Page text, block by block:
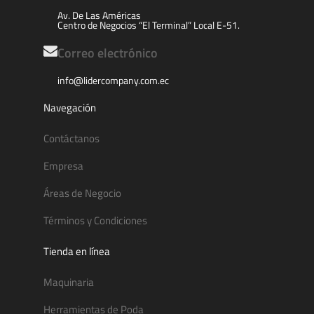
Av. De Las Américas
Centro de Negocios “El Terminal” Local E-51.
Correo electrónico
info@lidercompany.com.ec
Navegación
Contáctanos
Empresa
Áreas de Negocio
Términos y Condiciones
Tienda en línea
Maquinaria
Herramientas de Poda